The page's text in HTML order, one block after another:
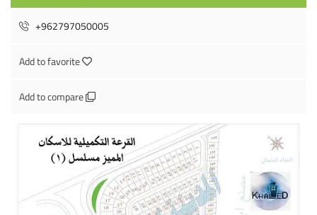
+962797050005
Add to favorite
Add to compare